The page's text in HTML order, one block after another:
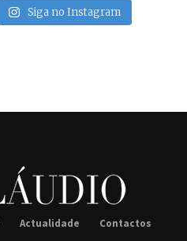
Siga no Instagram
Actualidade Contactos